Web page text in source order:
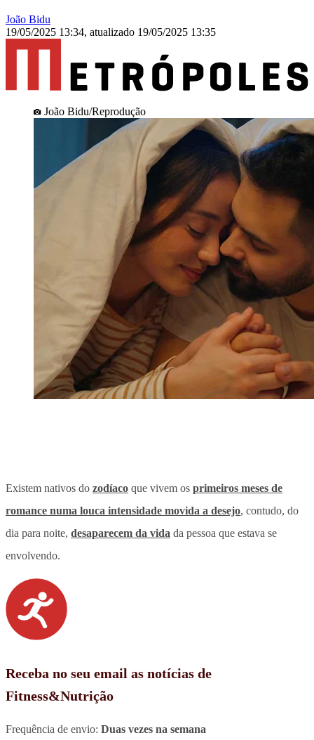
João Bidu
19/05/2025 13:34, atualizado 19/05/2025 13:35
João Bidu/Reprodução
Existem nativos do zodíaco que vivem os primeiros meses de
romance numa louca intensidade movida a desejo, contudo, do
dia para noite, desaparecem da vida da pessoa que estava se
envolvendo.
Receba no seu email as notícias de
Fitness&Nutrição
Frequência de envio: Duas vezes na semana